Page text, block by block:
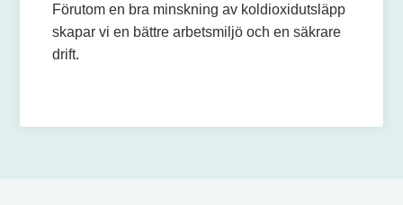
Förutom en bra minskning av koldioxidutsläpp
skapar vi en bättre arbetsmiljö och en säkrare
drift.